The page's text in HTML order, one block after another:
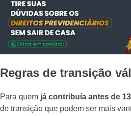
Regras de transição
Para quem já contribuía antes de
de transição que podem ser mais